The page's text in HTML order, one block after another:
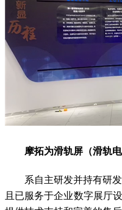
摩拓为滑轨屏（滑轨
系自主研发并持有研
且已服务于企业数字展厅